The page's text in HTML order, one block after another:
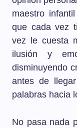
maestro
que cada vez
vez le cuesta
ilusión y
disminuyendo
antes de
palabras hacia
No pasa nada